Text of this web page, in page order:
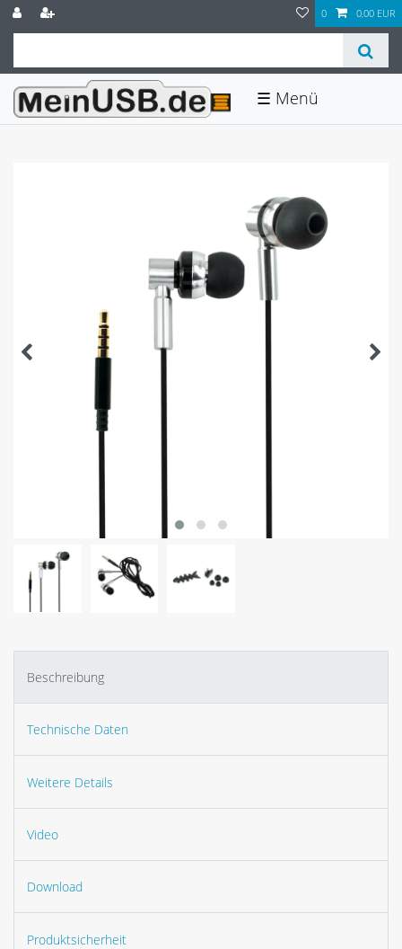
0 0,00 EUR
☰
Beschreibung
Technische Daten
Weitere Details
Video
Download
Produktsicherheit